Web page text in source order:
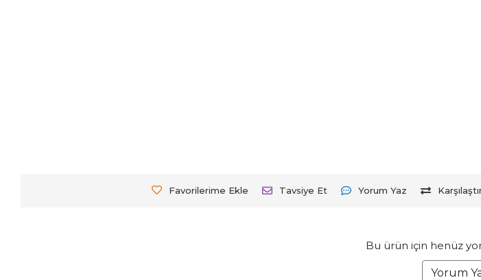
Favorilerime Ekle Tavsiye Et Yorum Yaz
Bu ürün için henüz
Yorum